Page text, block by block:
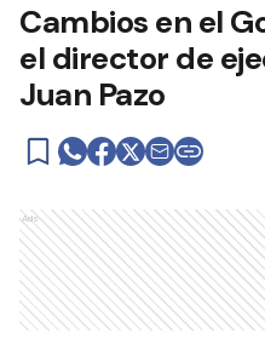
Cambios en el
el director de
Juan Pazo
Ads